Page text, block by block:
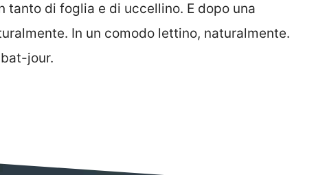
di foglia e di uccellino. E dopo una
In un comodo lettino, naturalmente.
jour.